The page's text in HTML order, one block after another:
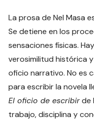
La prosa de Nel Masa
Se detiene en los
sensaciones físicas.
verosimilitud histórica
oficio narrativo. No es
para escribir la novela
El oficio de escribirde
trabajo, disciplina y